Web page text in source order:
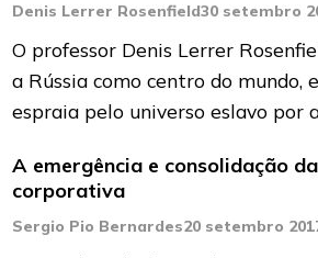
Denis Lerrer Rosenfield30 setembro
O professor Denis Lerrer
a Rússia como centro do mundo,
espraia pelo universo eslavo por
A emergência e consolidação
corporativa
Sergio Pio Bernardes20 setembro